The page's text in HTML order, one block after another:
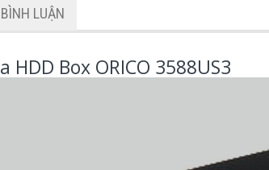
BÌNH LUẬN
Box ORICO 3588US3